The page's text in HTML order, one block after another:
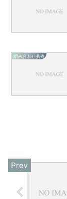
組み合わせ共有